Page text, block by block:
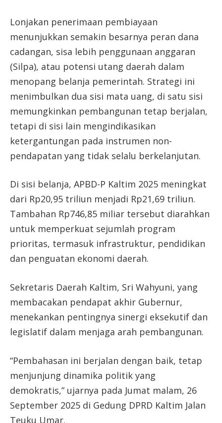
Lonjakan penerimaan pembiayaan
menunjukkan semakin besarnya peran dana
cadangan, sisa lebih penggunaan anggaran
(Silpa), atau potensi utang daerah dalam
menopang belanja pemerintah. Strategi ini
menimbulkan dua sisi mata uang, di satu sisi
memungkinkan pembangunan tetap berjalan,
tetapi di sisi lain mengindikasikan
ketergantungan pada instrumen non-
pendapatan yang tidak selalu berkelanjutan.
Di sisi belanja, APBD-P Kaltim 2025 meningkat
dari Rp20,95 triliun menjadi Rp21,69 triliun.
Tambahan Rp746,85 miliar tersebut diarahkan
untuk memperkuat sejumlah program
prioritas, termasuk infrastruktur, pendidikan
dan penguatan ekonomi daerah.
Sekretaris Daerah Kaltim, Sri Wahyuni, yang
membacakan pendapat akhir Gubernur,
menekankan pentingnya sinergi eksekutif dan
legislatif dalam menjaga arah pembangunan.
“Pembahasan ini berjalan dengan baik, tetap
menjunjung dinamika politik yang
demokratis,” ujarnya pada Jumat malam, 26
September 2025 di Gedung DPRD Kaltim Jalan
Teuku Umar.